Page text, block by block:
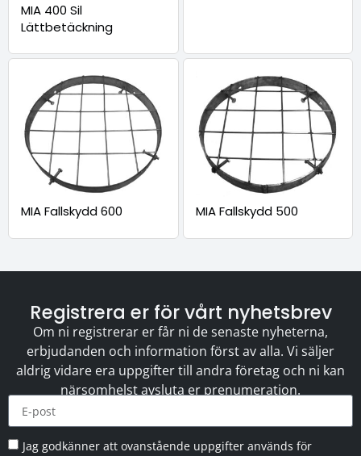
MIA 400 Sil
Lättbetäckning
MIA Fallskydd 600 MIA Fallskydd 500
Registrera er för vårt nyhetsbrev
Om ni registrerar er får ni de senaste nyheterna,
erbjudanden och information först av alla. Vi säljer
aldrig vidare era uppgifter till andra företag och ni kan
närsomhelst avsluta er prenumeration.
Jag godkänner att ovanstående uppgifter används för